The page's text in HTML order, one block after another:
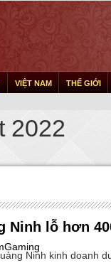
VIỆT NAM THẾ GIỚI
2022
Ninh lỗ hơn
Ninh kinh doanh